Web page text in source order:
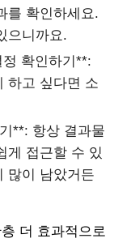
를 확인하세요.
으니까요.
확인하기**:
하고 싶다면 소
**: 항상 결과물
게 접근할 수 있
많이 남았거든
더 효과적으로